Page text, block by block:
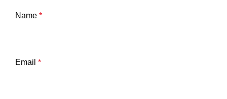
Name *
Email *